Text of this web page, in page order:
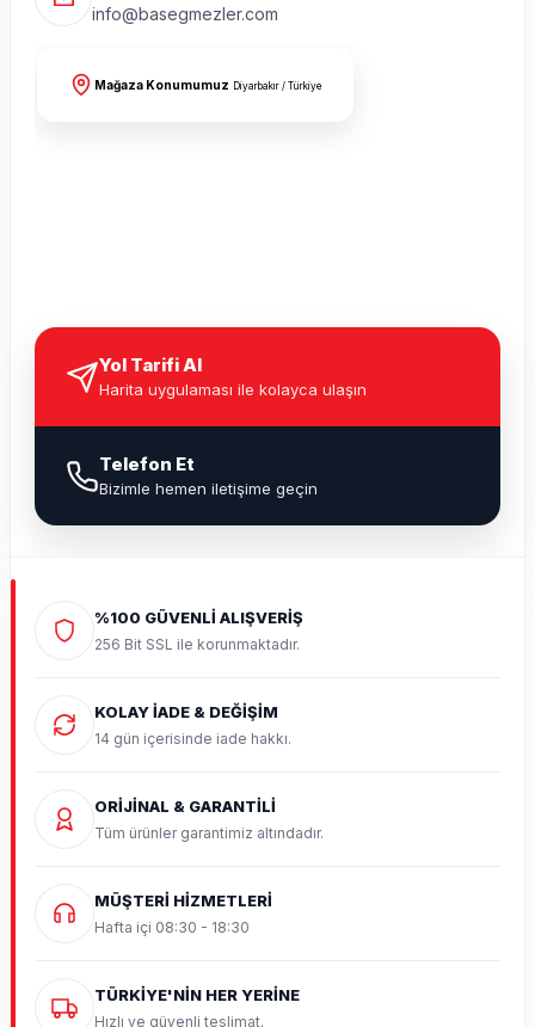
info@basegmezler.com
Mağaza Konumumuz Diyarbakır / Türkiye
Yol Tarifi Al
Harita uygulaması ile kolayca ulaşın
Telefon Et
Bizimle hemen iletişime geçin
%100 GÜVENLİ ALIŞVERİŞ
256 Bit SSL ile korunmaktadır.
KOLAY İADE & DEĞİŞİM
14 gün içerisinde iade hakkı.
ORİJİNAL & GARANTİLİ
Tüm ürünler garantimiz altındadır.
MÜŞTERİ HİZMETLERİ
Hafta içi 08:30 - 18:30
TÜRKİYE'NİN HER YERİNE
Hızlı ve güvenli teslimat.